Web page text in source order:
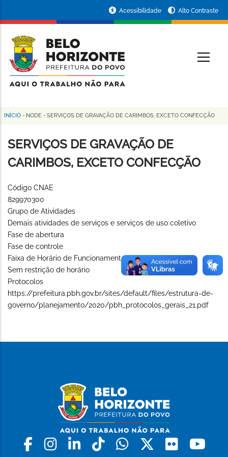
conteúdo
principal
da
Prefeitura
de
Horizonte
Acessibilidade Alto Contraste
Trilha
de
navegação
INÍCIO - NODE - SERVIÇOS DE GRAVAÇÃO DE CARIMBOS, EXCETO CONFECÇÃO
SERVIÇOS DE GRAVAÇÃO DE
CARIMBOS, EXCETO CONFECÇÃO
Código CNAE
829970300
Grupo de Atividades
Demais atividades de serviços e serviços de uso coletivo
Fase de abertura
Fase de controle
Faixa de Horário de Funcionamento (Long)
Sem restrição de horário
Protocolos
https://prefeitura.pbh.gov.br/sites/default/files/estrutura-de-
governo/planejamento/2020/pbh_protocolos_gerais_21.pdf
Facebook
Instagram
LinkedinTiktokWhatsapp
X Flickr